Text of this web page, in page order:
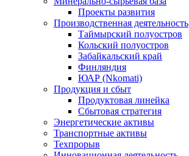
Проекты развития
Производственная деятельность
Таймырский полуостров
Кольский полуостров
Забайкальский край
Финляндия
ЮАР (Nkomati)
Продукция и сбыт
Продуктовая линейка
Сбытовая стратегия
Энергетические активы
Транспортные активы
Техпрорыв